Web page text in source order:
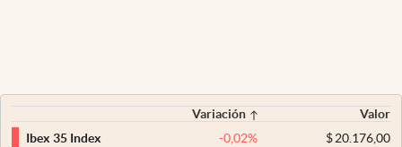
Variación
Valor
Ibex 35 Index
-0,02% $20.176,00